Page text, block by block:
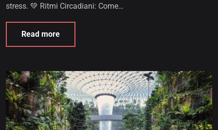
stress. 💚 Ritmi Circadiani: Come…
Read more